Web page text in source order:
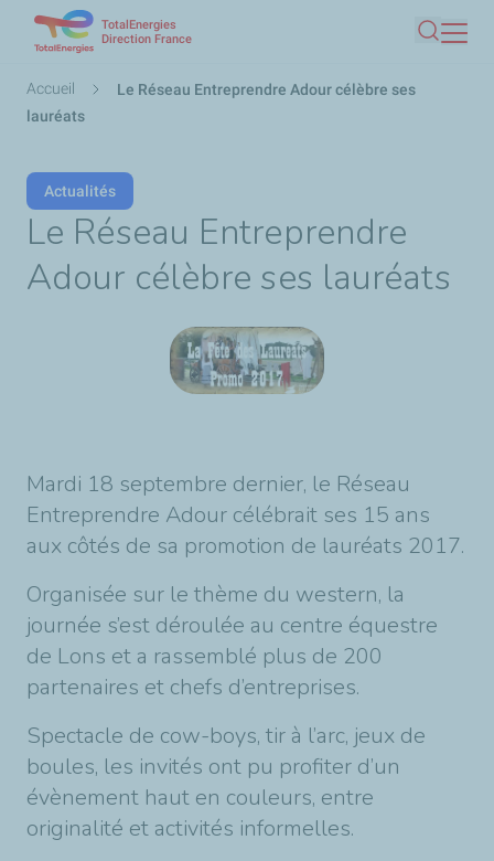
contenu
TotalEnergies
Direction France
Fil
d'Ariane
Accueil
Le Réseau Entreprendre Adour célèbre ses
lauréats
Actualités
Le Réseau Entreprendre
Adour célèbre ses lauréats
Mardi 18 septembre dernier, le Réseau
Entreprendre Adour célébrait ses 15 ans
aux côtés de sa promotion de lauréats 2017.
Organisée sur le thème du western, la
journée s’est déroulée au centre équestre
de Lons et a rassemblé plus de 200
partenaires et chefs d’entreprises.
Spectacle de cow-boys, tir à l’arc, jeux de
boules, les invités ont pu profiter d’un
évènement haut en couleurs, entre
originalité et activités informelles.